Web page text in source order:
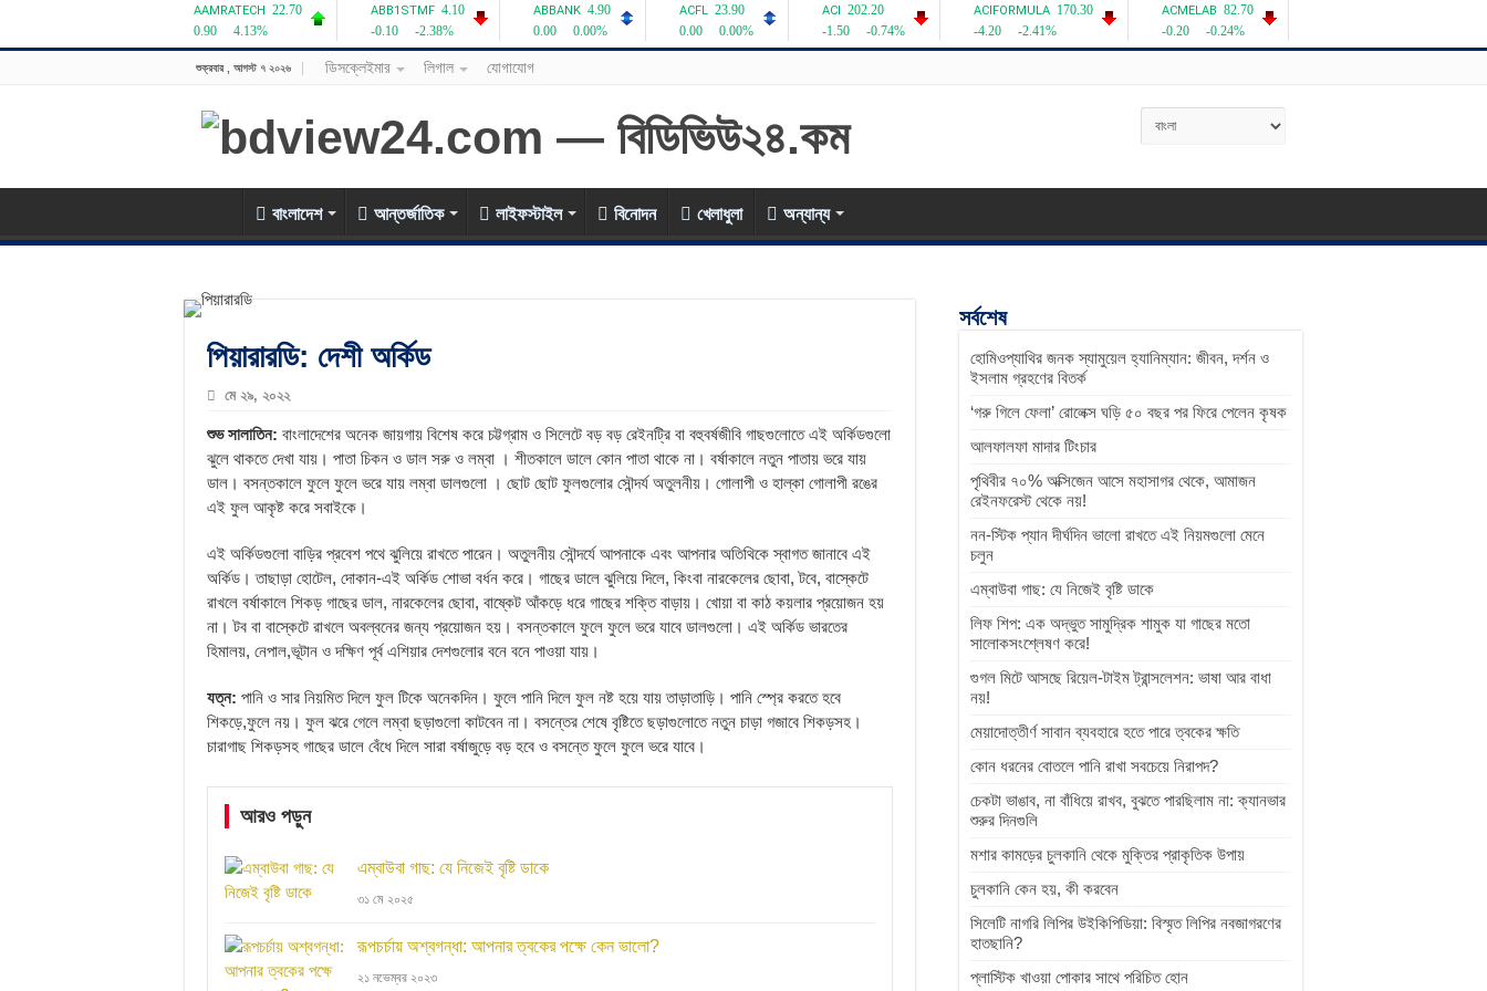
শুক্রবার , আগস্ট ৭ ২০২৬ ডিসক্লেইমার লিগাল যোগাযোগ
বাংলাদেশ আন্তর্জাতিক লাইফস্টাইল বিনোদন খেলাধুলা অন্যান্য
পিয়ারারডি: দেশী অর্কিড
মে ২৯, ২০২২
শুভ সালাতিন: বাংলাদেশের অনেক জায়গায় বিশেষ করে চট্টগ্রাম ও সিলেটে বড় বড় রেইনট্রি বা বহুবর্ষজীবি গাছগুলোতে এই অর্কিডগুলো
ঝুলে থাকতে দেখা যায়। পাতা চিকন ও ডাল সরু ও লম্বা । শীতকালে ডালে কোন পাতা থাকে না। বর্ষাকালে নতুন পাতায় ভরে যায়
ডাল। বসন্তকালে ফুলে ফুলে ভরে যায় লম্বা ডালগুলো । ছোট ছোট ফুলগুলোর সৌন্দর্য অতুলনীয়। গোলাপী ও হাল্কা গোলাপী রঙের
এই ফুল আকৃষ্ট করে সবাইকে।
এই অর্কিডগুলো বাড়ির প্রবেশ পথে ঝুলিয়ে রাখতে পারেন। অতুলনীয় সৌন্দর্যে আপনাকে এবং আপনার অতিথিকে স্বাগত জানাবে এই
অর্কিড। তাছাড়া হোটেল, দোকান-এই অর্কিড শোভা বর্ধন করে। গাছের ডালে ঝুলিয়ে দিলে, কিংবা নারকেলের ছোবা, টবে, বাস্কেটে
রাখলে বর্ষাকালে শিকড় গাছের ডাল, নারকেলের ছোবা, বাষ্কেট আঁকড়ে ধরে গাছের শক্তি বাড়ায়। খোয়া বা কাঠ কয়লার প্রয়োজন হয়
না। টব বা বাস্কেটে রাখলে অবল্বনের জন্য প্রয়োজন হয়। বসন্তকালে ফুলে ফুলে ভরে যাবে ডালগুলো। এই অর্কিড ভারতের
হিমালয়, নেপাল,ভূটান ও দক্ষিণ পূর্ব এশিয়ার দেশগুলোর বনে বনে পাওয়া যায়।
যত্ন: পানি ও সার নিয়মিত দিলে ফুল টিকে অনেকদিন। ফুলে পানি দিলে ফুল নষ্ট হয়ে যায় তাড়াতাড়ি। পানি স্প্রে করতে হবে
শিকড়ে,ফুলে নয়। ফুল ঝরে গেলে লম্বা ছড়াগুলো কাটবেন না। বসন্তের শেষে বৃষ্টিতে ছড়াগুলোতে নতুন চাড়া গজাবে শিকড়সহ।
চারাগাছ শিকড়সহ গাছের ডালে বেঁধে দিলে সারা বর্ষাজুড়ে বড় হবে ও বসন্তে ফুলে ফুলে ভরে যাবে।
আরও পড়ুন
এম্বাউবা গাছ: যে নিজেই বৃষ্টি ডাকে
৩১ মে ২০২৫
রূপচর্চায় অশ্বগন্ধা: আপনার ত্বকের পক্ষে কেন ভালো?
২১ নভেম্বর ২০২৩
সর্বশেষ
হোমিওপ্যাথির জনক স্যামুয়েল হ্যানিম্যান: জীবন, দর্শন ও
ইসলাম গ্রহণের বিতর্ক
‘গরু গিলে ফেলা’ রোলেক্স ঘড়ি ৫০ বছর পর ফিরে পেলেন কৃষক
আলফালফা মাদার টিংচার
পৃথিবীর ৭০% অক্সিজেন আসে মহাসাগর থেকে, আমাজন
রেইনফরেস্ট থেকে নয়!
নন-স্টিক প্যান দীর্ঘদিন ভালো রাখতে এই নিয়মগুলো মেনে
চলুন
এম্বাউবা গাছ: যে নিজেই বৃষ্টি ডাকে
লিফ শিপ: এক অদ্ভুত সামুদ্রিক শামুক যা গাছের মতো
সালোকসংশ্লেষণ করে!
গুগল মিটে আসছে রিয়েল-টাইম ট্রান্সলেশন: ভাষা আর বাধা
নয়!
মেয়াদোত্তীর্ণ সাবান ব্যবহারে হতে পারে ত্বকের ক্ষতি
কোন ধরনের বোতলে পানি রাখা সবচেয়ে নিরাপদ?
চেকটা ভাঙাব, না বাঁধিয়ে রাখব, বুঝতে পারছিলাম না: ক্যানভার
শুরুর দিনগুলি
মশার কামড়ের চুলকানি থেকে মুক্তির প্রাকৃতিক উপায়
চুলকানি কেন হয়, কী করবেন
সিলেটি নাগরি লিপির উইকিপিডিয়া: বিস্মৃত লিপির নবজাগরণের
হাতছানি?
প্লাস্টিক খাওয়া পোকার সাথে পরিচিত হোন